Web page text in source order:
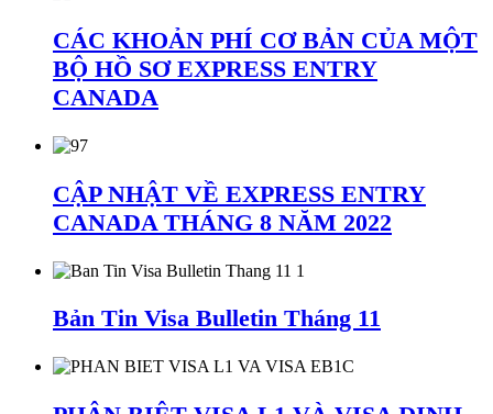
CÁC KHOẢN PHÍ CƠ BẢN CỦA MỘT
BỘ HỒ SƠ EXPRESS ENTRY
CANADA
CẬP NHẬT VỀ EXPRESS ENTRY
CANADA THÁNG 8 NĂM 2022
Bản Tin Visa Bulletin Tháng 11